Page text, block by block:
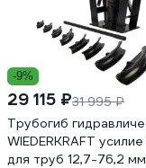
-9%
29 115 ₽31 995 ₽
Трубогиб
WIEDERKRAFT усилие
для труб 12,7-76,2